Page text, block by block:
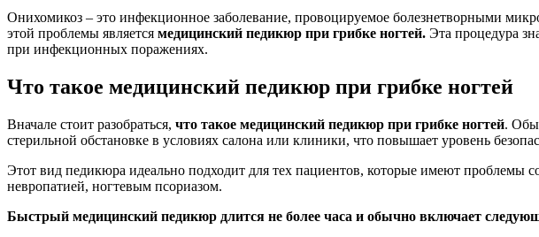
Онихомикоз – это инфекционное заболевание, провоцируемое болезнетворными
этой проблемы является медицинский педикюр при грибке ногтей. Эта процедура
при инфекционных поражениях.
Что такое медицинский педикюр при грибке ногтей
Вначале стоит разобраться, что такое медицинский педикюр при грибке ногтей.
стерильной обстановке в условиях салона или клиники, что повышает уровень
Этот вид педикюра идеально подходит для тех пациентов, которые имеют
невропатией, ногтевым псориазом.
Быстрый медицинский педикюр длится не более часа и обычно включает